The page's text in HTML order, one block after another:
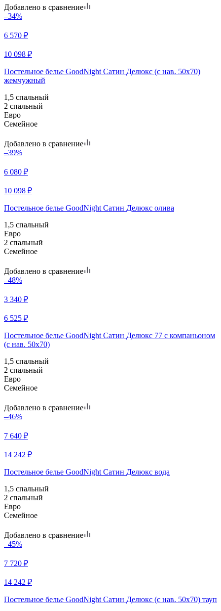
Добавлено в сравнение
–34%
6 570 ₽
10 098 ₽
Постельное белье GoodNight Сатин Делюкс (с нав. 50х70)
жемчужный
1,5 спальный
2 спальный
Евро
Семейное
Добавлено в сравнение
–39%
6 080 ₽
10 098 ₽
Постельное белье GoodNight Сатин Делюкс олива
1,5 спальный
Евро
2 спальный
Семейное
Добавлено в сравнение
–48%
3 340 ₽
6 525 ₽
Постельное белье GoodNight Сатин Делюкс 77 с компаньоном
(с нав. 50х70)
1,5 спальный
2 спальный
Евро
Семейное
Добавлено в сравнение
–46%
7 640 ₽
14 242 ₽
Постельное белье GoodNight Сатин Делюкс вода
1,5 спальный
2 спальный
Евро
Семейное
Добавлено в сравнение
–45%
7 720 ₽
14 242 ₽
Постельное белье GoodNight Сатин Делюкс (с нав. 50х70) тауп